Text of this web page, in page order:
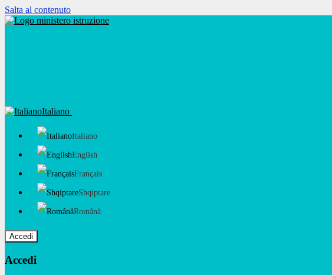
Salta al contenuto
Italiano
Italiano
English
Français
Shqiptare
Română
Accedi
Accedi